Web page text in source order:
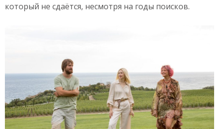
который не сдаётся, несмотря на годы поисков.